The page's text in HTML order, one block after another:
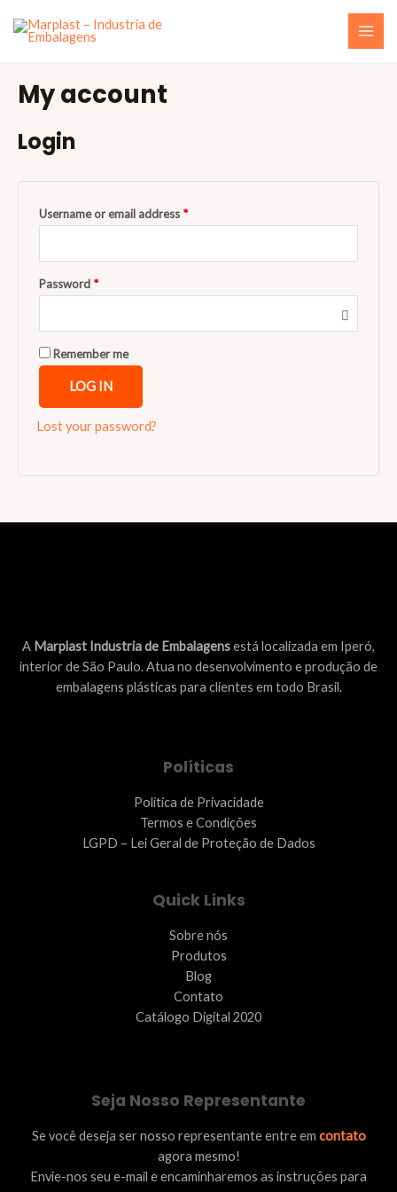
My account
Login
Username or email address *
Password *
Remember me
LOG IN
Lost your password?
A Marplast Industria de Embalagensestá localizada em Iperó,
interior de São Paulo. Atua no desenvolvimento e produção de
embalagens plásticas para clientes em todo Brasil.
Políticas
Política de Privacidade
Termos e Condições
LGPD – Lei Geral de Proteção de Dados
Quick Links
Sobre nós
Produtos
Blog
Contato
Catálogo Digital 2020
Seja Nosso Representante
Se você deseja ser nosso representante entre em contato
agora mesmo!
Envie-nos seu e-mail e encaminharemos as instruções para